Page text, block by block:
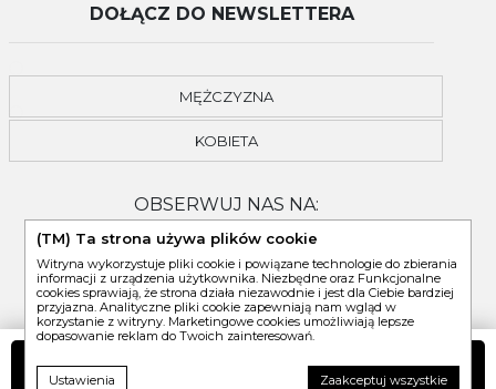
DO KOSZYKA
DOŁĄCZ DO NEWSLETTERA
MĘŻCZYZNA
KOBIETA
OBSERWUJ NAS NA:
(TM) Ta strona używa plików cookie
Witryna wykorzystuje pliki cookie i powiązane technologie do zbierania
informacji z urządzenia użytkownika. Niezbędne oraz Funkcjonalne
cookies sprawiają, że strona działa niezawodnie i jest dla Ciebie bardziej
przyjazna. Analityczne pliki cookie zapewniają nam wgląd w
korzystanie z witryny. Marketingowe cookies umożliwiają lepsze
dopasowanie reklam do Twoich zainteresowań.
Ustawienia Zaakceptuj wszystkie